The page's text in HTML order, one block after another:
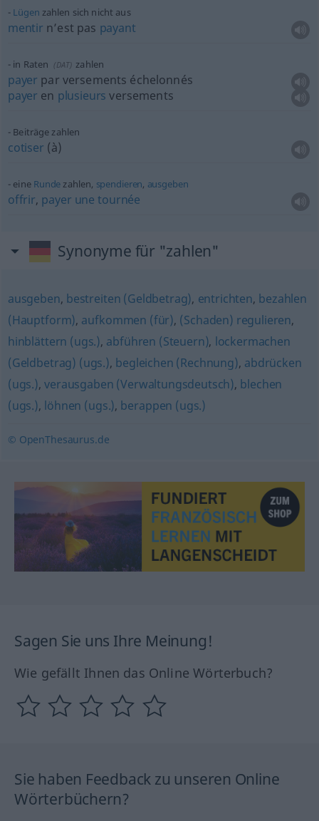
Lügen zahlen sich nicht aus
mentir n’est pas payant
in Raten (DAT) zahlen
payer par versements échelonnés
payer en plusieurs versements
Beiträge zahlen
cotiser (à)
eine Rundezahlen, spendieren, ausgeben
offrir, payer une tournée
Synonyme für "zahlen"
ausgeben, bestreiten (Geldbetrag), entrichten, bezahlen
(Hauptform), aufkommen (für), (Schaden) regulieren,
hinblättern (ugs.), abführen (Steuern), lockermachen
(Geldbetrag) (ugs.), begleichen (Rechnung), abdrücken
(ugs.),verausgaben (Verwaltungsdeutsch), blechen
(ugs.), löhnen (ugs.), berappen (ugs.)
© OpenThesaurus.de
Sagen Sie uns Ihre Meinung!
Wie gefällt Ihnen das Online Wörterbuch?
Sie haben Feedback zu unseren Online
Wörterbüchern?